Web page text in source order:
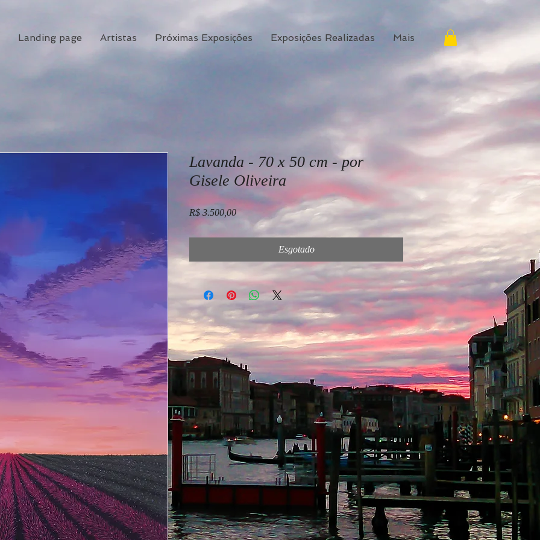
Landing page Artistas Próximas Exposições Exposições Realizadas Mais
Lavanda - 70 x 50 cm - por
Gisele Oliveira
R$ 3.500,00Preço
Esgotado